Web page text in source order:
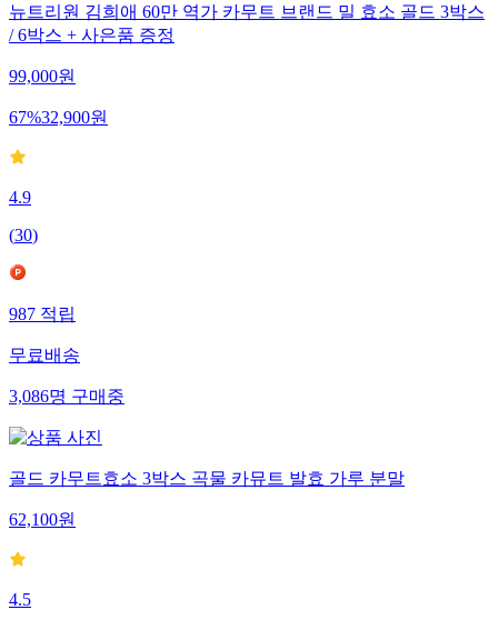
뉴트리원 김희애 60만 역가 카무트 브랜드 밀 효소 골드 3박스
/ 6박스 + 사은품 증정
99,000원
67%32,900원
4.9
(30)
987적립
무료배송
3,086명구매중
골드 카무트효소 3박스 곡물 카뮤트 발효 가루 분말
62,100원
4.5